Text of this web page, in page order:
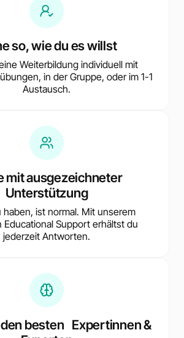
so, wie du es willst
Weiterbildung individuell mit
in der Gruppe, oder im 1-1
Austausch.
mit ausgezeichneter
Unterstützung
haben, ist normal. Mit unserem
Educational Support erhältst du
jederzeit Antworten.
besten Expertinnen &